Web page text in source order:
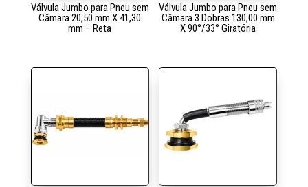
Válvula Jumbo para Pneu sem
Câmara 20,50 mm X 41,30
mm – Reta
Válvula Jumbo para Pneu sem
Câmara 3 Dobras 130,00 mm
X 90°/33° Giratória